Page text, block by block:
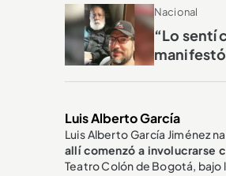
Nacional
“Lo sentí
Luis Alberto García
Luis Alberto García Jiménez
allí comenzó a involucrarse
Teatro Colón de Bogotá, bajo